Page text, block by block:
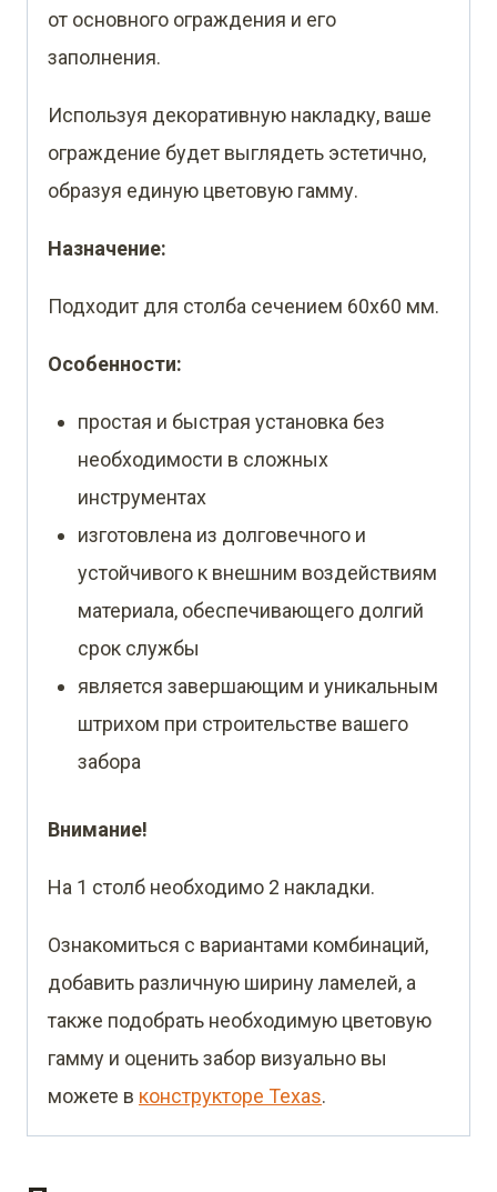
бело-
алюминиевый
от основного ограждения и его
заполнения.
Используя декоративную накладку, ваше
ограждение будет выглядеть эстетично,
образуя единую цветовую гамму.
Назначение:
Подходит для столба сечением 60х60 мм.
Особенности:
простая и быстрая установка без
необходимости в сложных
инструментах
изготовлена из долговечного и
устойчивого к внешним воздействиям
материала, обеспечивающего долгий
срок службы
является завершающим и уникальным
штрихом при строительстве вашего
забора
Внимание!
На 1 столб необходимо 2 накладки.
Ознакомиться с вариантами комбинаций,
добавить различную ширину ламелей, а
также подобрать необходимую цветовую
гамму и оценить забор визуально вы
можете в конструкторе Texas.